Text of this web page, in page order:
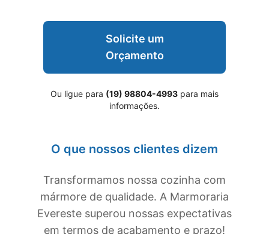
Solicite um
Orçamento
Ou ligue para (19) 98804-4993 para mais
informações.
O que nossos clientes dizem
Transformamos nossa cozinha com
mármore de qualidade. A Marmoraria
Evereste superou nossas expectativas
em termos de acabamento e prazo!